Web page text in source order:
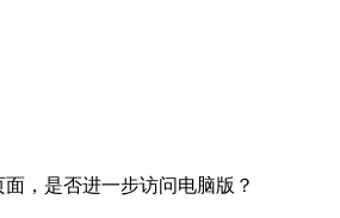
，是否进一步访问电脑版？